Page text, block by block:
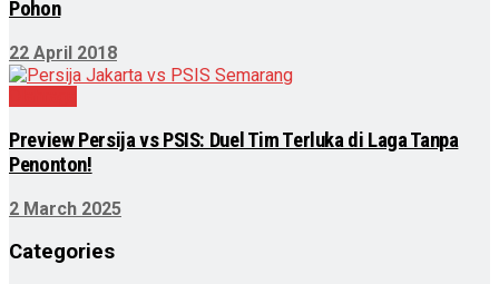
Pohon
22 April 2018
Preview Persija vs PSIS: Duel Tim Terluka di Laga Tanpa
Penonton!
2 March 2025
Categories